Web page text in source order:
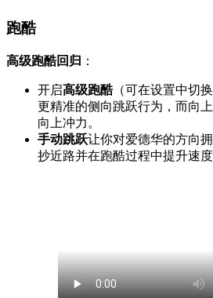
跑酷
高级跑酷回归 ：
开启高级跑酷（可在设置中切
更精准的侧向跳跃行为，而向
向上冲力。
手动跳跃让你对爱德华的方向
抄近路并在跑酷过程中提升速度